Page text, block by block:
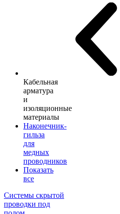
Кабельная
арматура
и
изоляционные
материалы
Наконечник-
гильза
для
медных
проводников
Показать
все
Системы скрытой
проводки под